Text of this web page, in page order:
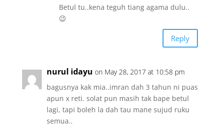
Betul tu..kena teguh tiang agama dulu..
😉
Reply
nurul idayu on May 28, 2017 at 10:58 pm
bagusnya kak mia..imran dah 3 tahun ni puas
apun x reti. solat pun masih tak bape betul
lagi, tapi boleh la dah tau mane sujud ruku
semua..